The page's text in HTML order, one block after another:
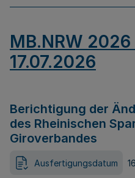
MB.NRW 2026
17.07.2026
Berichtigung der
des Rheinischen
Giroverbandes
Ausfertigungsdatum